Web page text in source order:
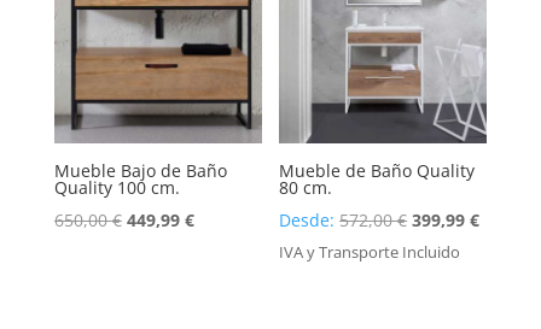
Mueble Bajo de Baño
Quality 100 cm.
650,00€ 449,99 €
Mueble de Baño Quality
80 cm.
Desde:572,00€ El
precio
399,99€El
IVA y Transporte Incluido